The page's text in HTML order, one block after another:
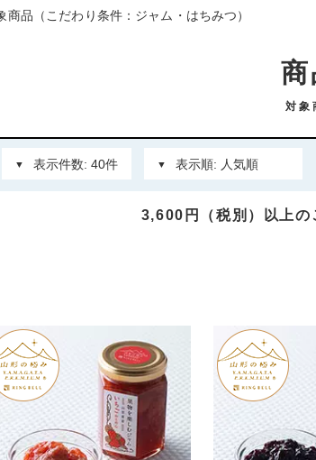
商品（こだわり条件：ジャム・はちみつ）
商
対象
3,600円（税別）以上の